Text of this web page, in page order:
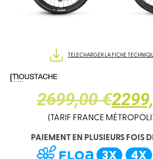
TELECHARGER LA FICHE
2699,00 €LE
PRIX
LE
PRIX
(TARIF FRANCE
PAIEMENT EN PLUSIEURS FOIS